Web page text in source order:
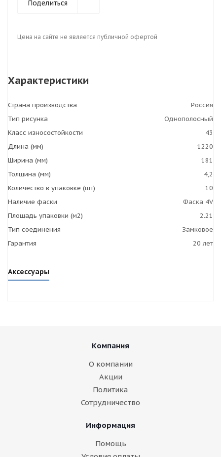
Поделиться
Цена на сайте не является публичной офертой
Характеристики
Страна производства
Россия
Тип рисунка
Однополосный
Класс износостойкости
43
Длина (мм)
1220
Ширина (мм)
181
Толщина (мм)
4,2
Количество в упаковке (шт)
10
Наличие фаски
Фаска 4V
Площадь упаковки (м2)
2.21
Тип соединения
Замковое
Гарантия
20 лет
Аксессуары
Компания
О компании
Акции
Политика
Сотрудничество
Информация
Помощь